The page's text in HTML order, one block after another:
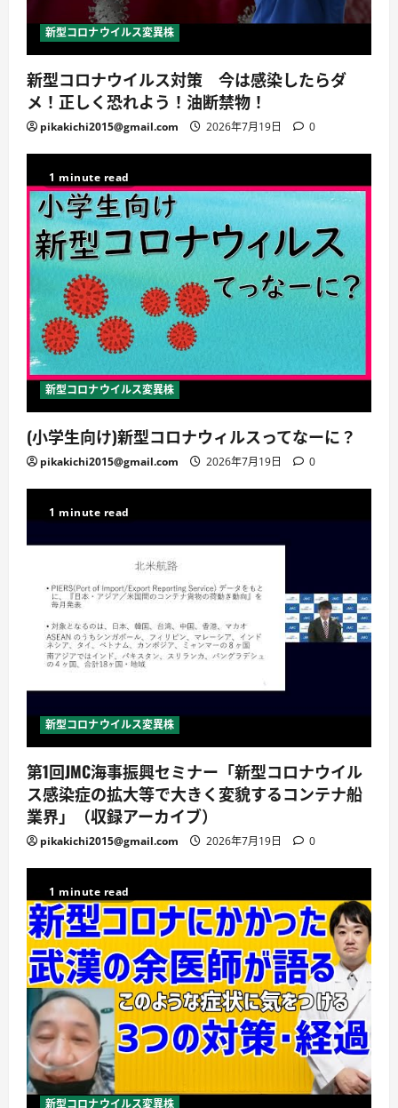
新型コロナウイルス変異株
新型コロナウイルス対策 今は感染したらダ
メ！正しく恐れよう！油断禁物！
pikakichi2015@gmail.com 2026年7月19日 0
1 minute read
新型コロナウイルス変異株
(小学生向け)新型コロナウィルスってなーに？
pikakichi2015@gmail.com 2026年7月19日 0
1 minute read
新型コロナウイルス変異株
第1回JMC海事振興セミナー「新型コロナウイル
ス感染症の拡大等で大きく変貌するコンテナ船
業界」（収録アーカイブ）
pikakichi2015@gmail.com 2026年7月19日 0
1 minute read
新型コロナウイルス変異株